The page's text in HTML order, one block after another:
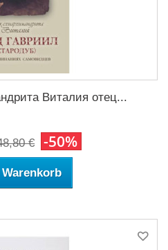
Виталия отец...
€ -50%